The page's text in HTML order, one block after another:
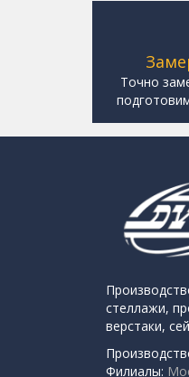
Точно
стеллажи,
верстаки,
Филиалы: